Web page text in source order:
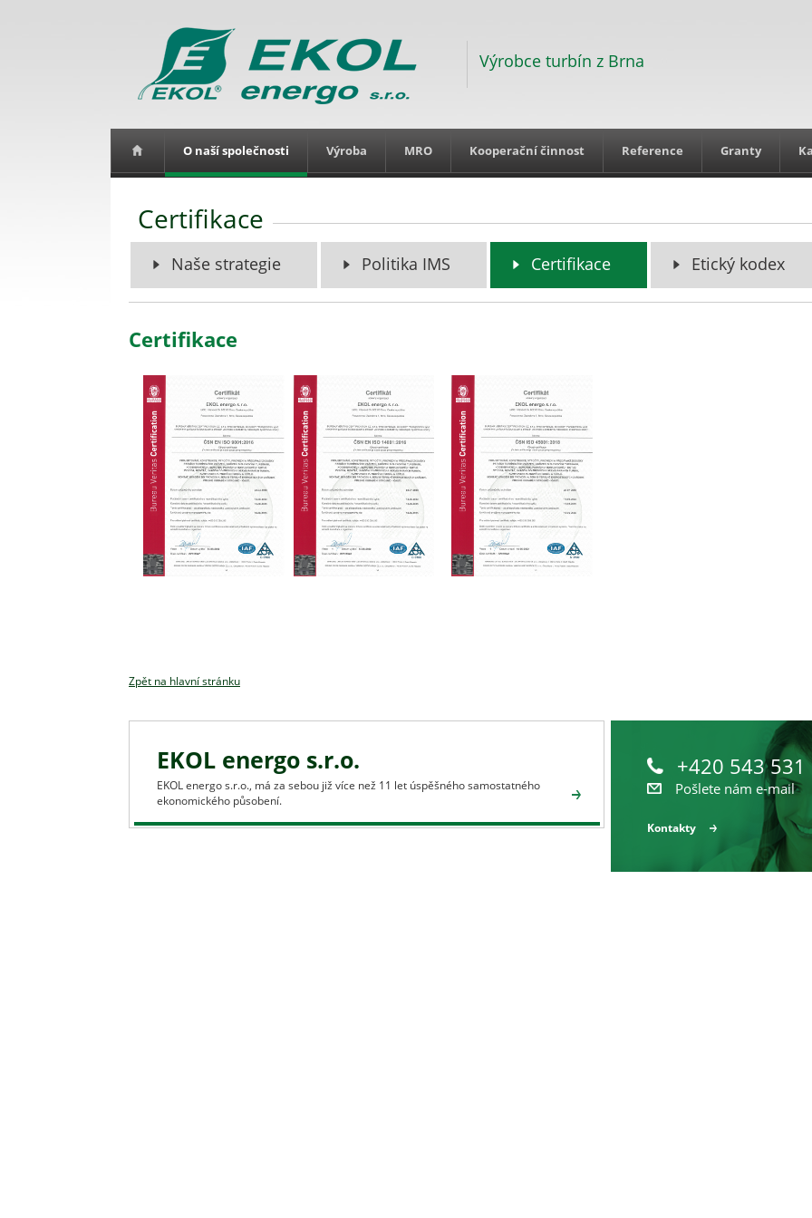
Výrobce turbín z Brna
O naší společnosti Výroba MRO Kooperační činnost Reference Granty
Certifikace
Naše strategie Politika IMS Certifikace Etický kodex
Certifikace
Zpět na hlavní stránku
EKOL energo s.r.o.
EKOL energo s.r.o., má za sebou již více než 11 let úspěšného samostatného
ekonomického působení.
+420 543 531
Pošlete nám e-mail
Kontakty